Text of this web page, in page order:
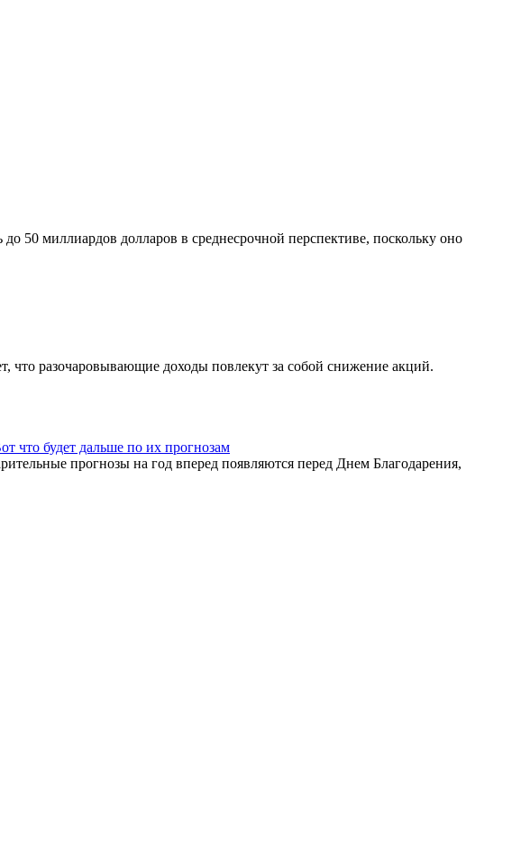
50 миллиардов долларов в среднесрочной перспективе, поскольку оно
что разочаровывающие доходы повлекут за собой снижение акций.
что будет дальше по их прогнозам
прогнозы на год вперед появляются перед Днем Благодарения,